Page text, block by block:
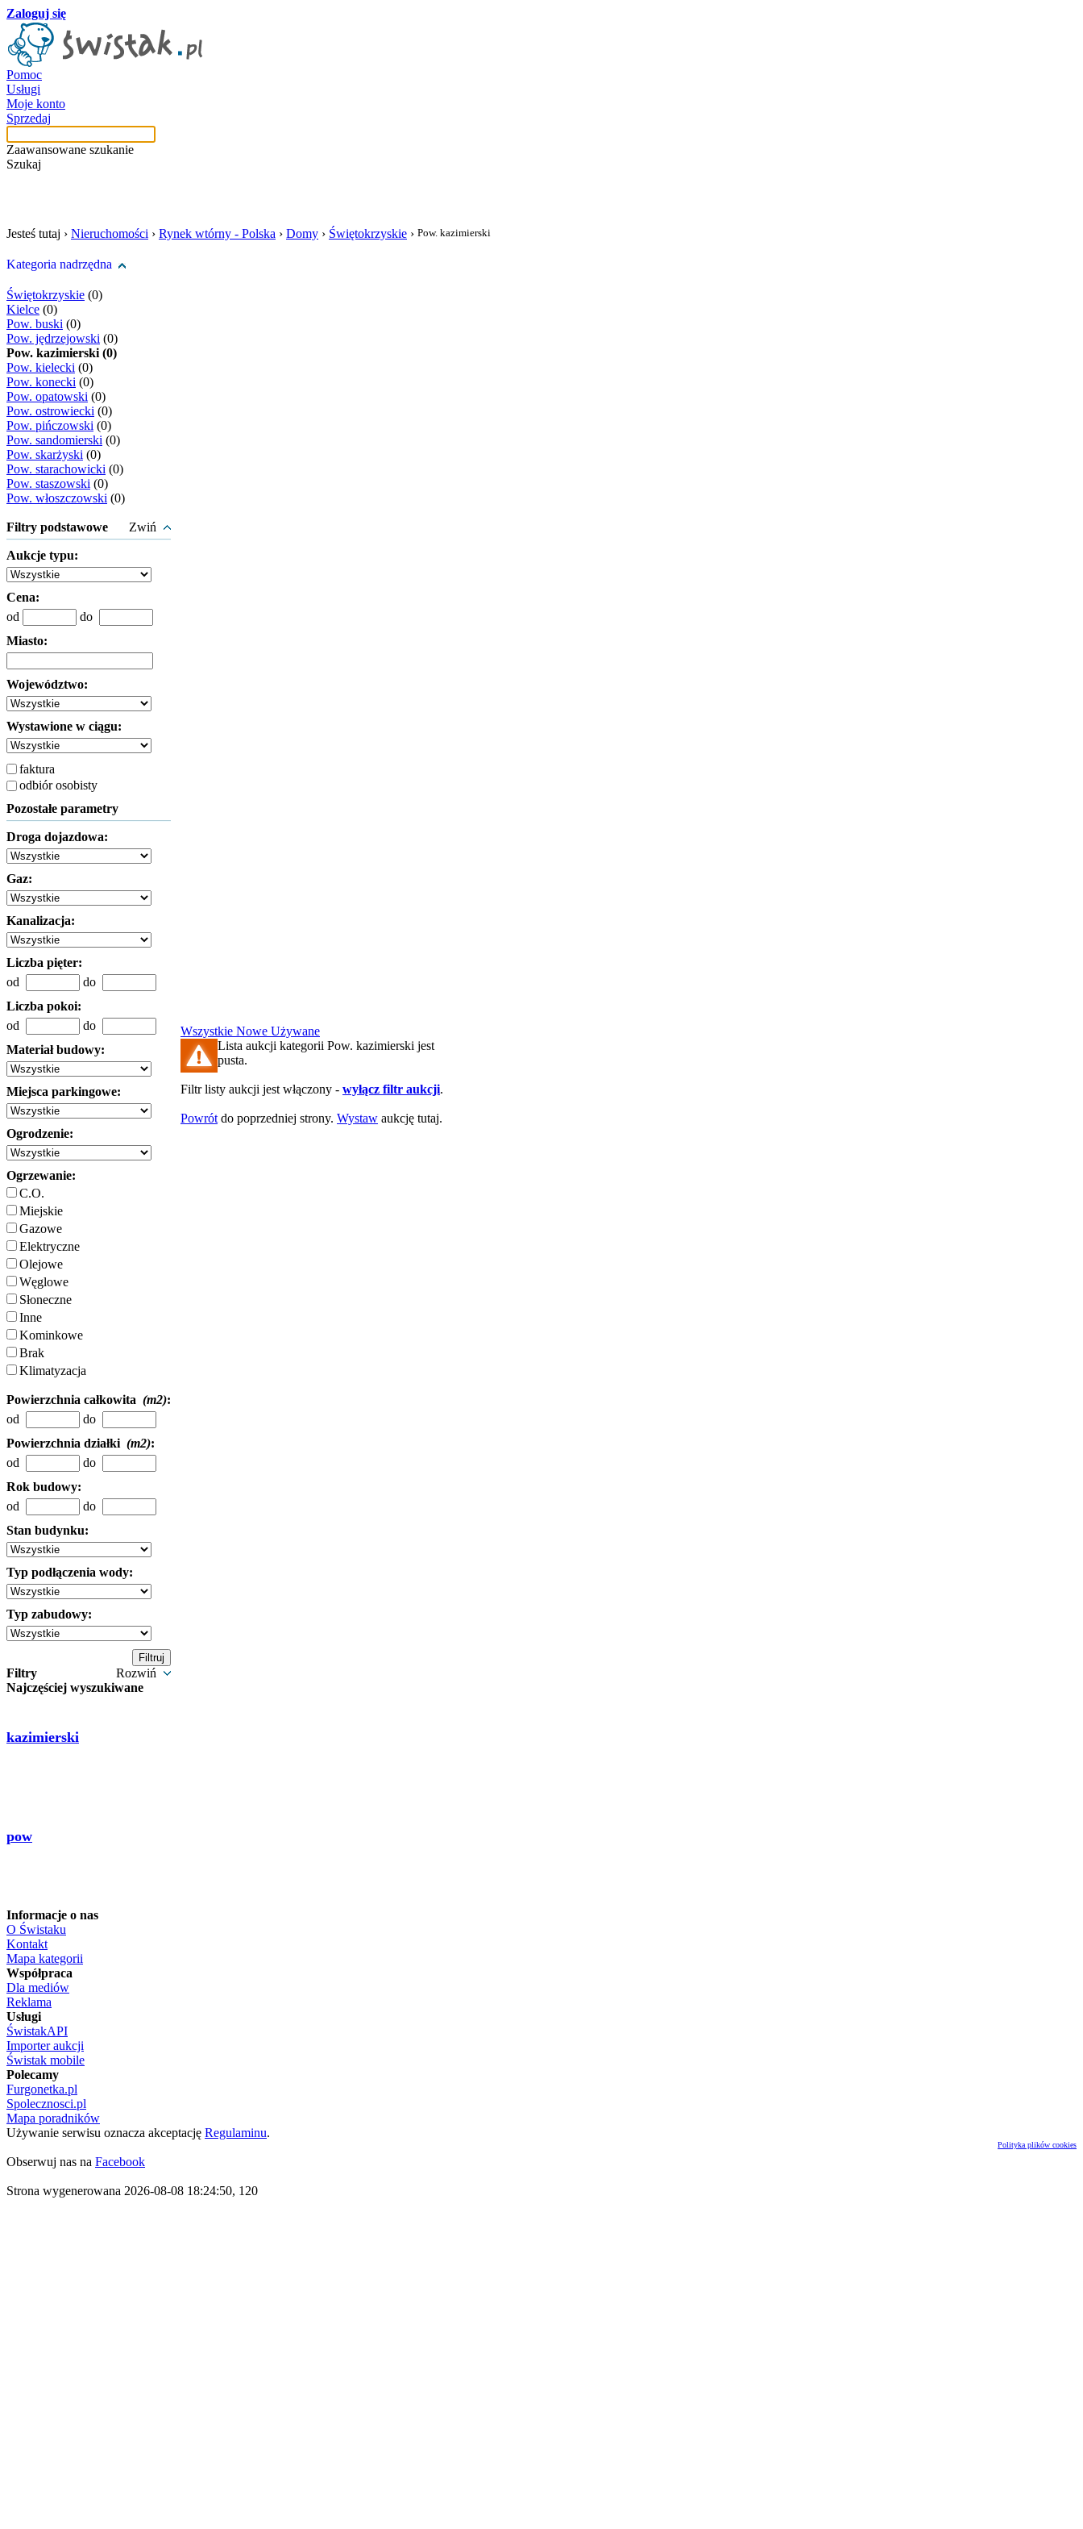
Zaloguj się
Pomoc
Usługi
Moje konto
Sprzedaj
Zaawansowane szukanie
Szukaj
Jesteś tutaj › Nieruchomości › Rynek wtórny - Polska › Domy › Świętokrzyskie › Pow. kazimierski
Kategoria nadrzędna
Świętokrzyskie (0)
Kielce (0)
Pow. buski (0)
Pow. jędrzejowski (0)
Pow. kazimierski (0)
Pow. kielecki (0)
Pow. konecki (0)
Pow. opatowski (0)
Pow. ostrowiecki (0)
Pow. pińczowski (0)
Pow. sandomierski (0)
Pow. skarżyski (0)
Pow. starachowicki (0)
Pow. staszowski (0)
Pow. włoszczowski (0)
Filtry podstawowe Zwiń
Aukcje typu:
Cena:
od
do
Miasto:
Województwo:
Wystawione w ciągu:
faktura
odbiór osobisty
Pozostałe parametry
Droga dojazdowa:
Gaz:
Kanalizacja:
Liczba pięter:
od
do
Liczba pokoi:
od
do
Materiał budowy:
Miejsca parkingowe:
Ogrodzenie:
Ogrzewanie:
C.O.
Miejskie
Gazowe
Elektryczne
Olejowe
Węglowe
Słoneczne
Inne
Kominkowe
Brak
Klimatyzacja
Powierzchnia całkowita (m2):
od
do
Powierzchnia działki (m2):
od
do
Rok budowy:
od
do
Stan budynku:
Typ podłączenia wody:
Typ zabudowy:
Filtry
Rozwiń
Najczęściej wyszukiwane
kazimierski
pow
Wszystkie Nowe Używane
Lista aukcji kategorii Pow. kazimierski jest
pusta.
Filtr listy aukcji jest włączony - wyłącz filtr aukcji.
Powrót do poprzedniej strony. Wystaw aukcję tutaj.
Informacje o nas
O Świstaku
Kontakt
Mapa kategorii
Współpraca
Dla mediów
Reklama
Usługi
ŚwistakAPI
Importer aukcji
Świstak mobile
Polecamy
Furgonetka.pl
Spolecznosci.pl
Mapa poradników
Używanie serwisu oznacza akceptację Regulaminu.
Polityka plików cookies
Obserwuj nas na Facebook
Strona wygenerowana 2026-08-08 18:24:50, 120